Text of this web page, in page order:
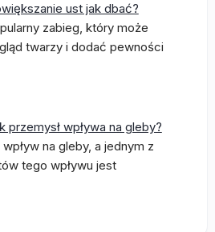
ust jak dbać?
zabieg, który może
twarzy i dodać pewności
przemysł wpływa na gleby?
na gleby, a jednym z
tego wpływu jest